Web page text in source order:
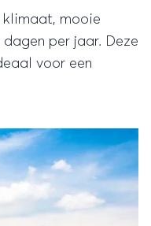
klimaat, mooie
per jaar. Deze
voor een